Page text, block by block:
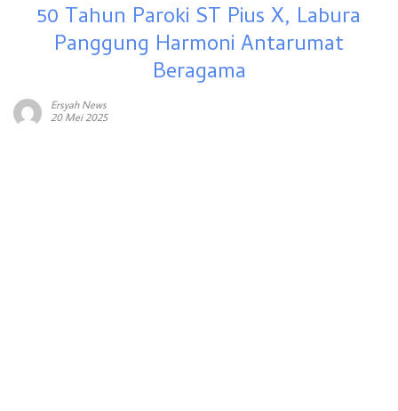
50 Tahun Paroki ST Pius X, Labura
Panggung Harmoni Antarumat
Beragama
Ersyah News
20 Mei 2025